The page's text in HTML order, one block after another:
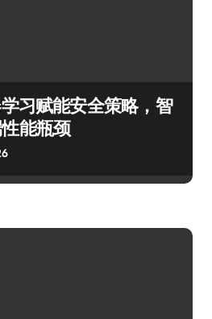
习赋能安全策略，智
能瓶颈